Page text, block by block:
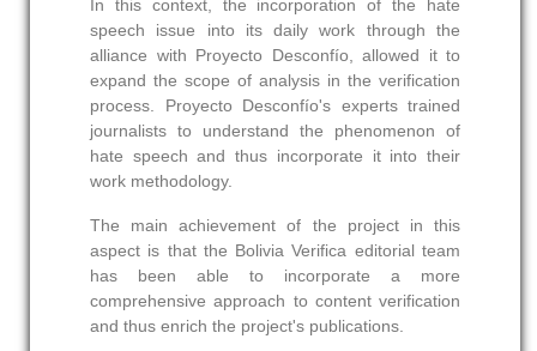
In this context, the incorporation of the hate
speech issue into its daily work through the
alliance with Proyecto Desconfío, allowed it to
expand the scope of analysis in the verification
process. Proyecto Desconfío's experts trained
journalists to understand the phenomenon of
hate speech and thus incorporate it into their
work methodology.
The main achievement of the project in this
aspect is that the Bolivia Verifica editorial team
has been able to incorporate a more
comprehensive approach to content verification
and thus enrich the project's publications.